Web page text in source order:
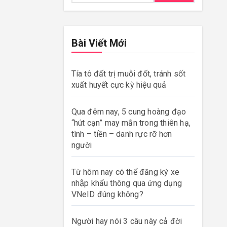
Bài Viết Mới
Tía tô đất trị muỗi đốt, tránh sốt
xuất huyết cực kỳ hiệu quả
Qua đêm nay, 5 cung hoàng đạo
“hút cạn” may mắn trong thiên hạ,
tình – tiền – danh rực rỡ hơn
người
Từ hôm nay có thể đăng ký xe
nhập khẩu thông qua ứng dụng
VNeID đúng không?
Người hay nói 3 câu này cả đời